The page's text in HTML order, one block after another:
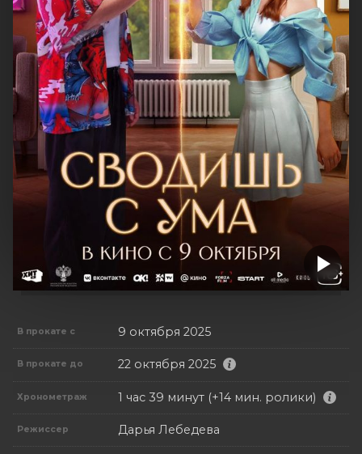
В прокате с 9 октября 2025
В прокате до 22 октября 2025
Хронометраж 1 час 39 минут (+14 мин. ролики)
Режиссер Дарья Лебедева